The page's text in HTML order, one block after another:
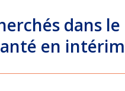
dans le
en intérim